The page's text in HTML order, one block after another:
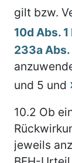
gilt bzw.
10d Abs. 1
233a Abs.
und 5 und
10.2 Ob
jeweils